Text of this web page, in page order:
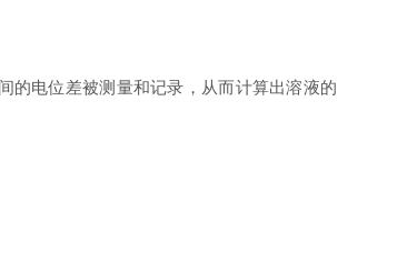
电位差被测量和记录，从而计算出溶液的